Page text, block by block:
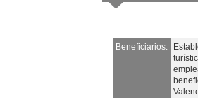
Beneficiarios: